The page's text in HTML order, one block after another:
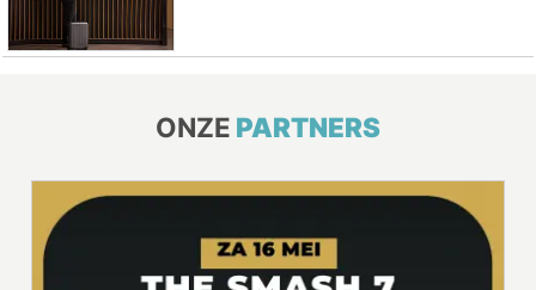
ONZE PARTNERS